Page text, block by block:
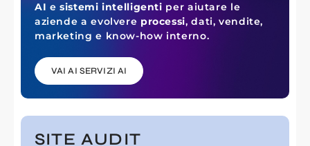
AI esistemi intelligenti per aiutare le
aziende a evolvere processi, dati, vendite,
marketing e know-how interno.
VAI AI SERVIZI AI
SITE AUDIT